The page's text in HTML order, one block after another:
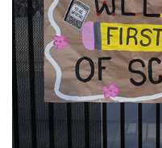
10